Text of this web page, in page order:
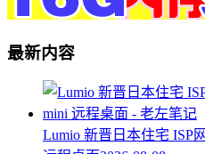
最新内容
Lumio 新晋日本住宅 ISP